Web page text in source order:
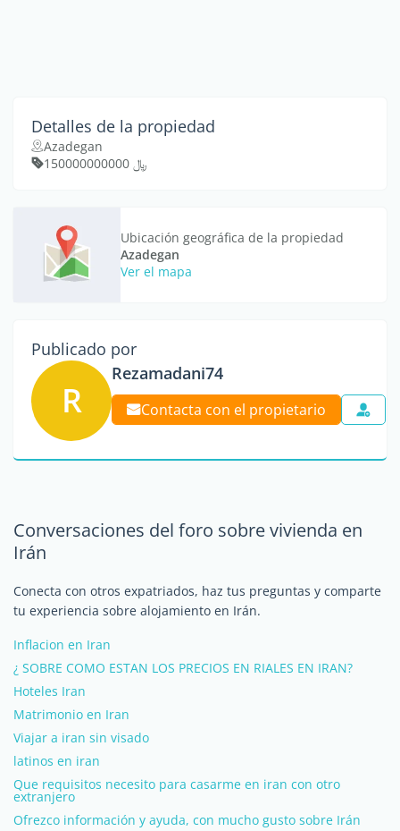
Detalles de la propiedad
Azadegan
﷼ 150000000000
Ubicación geográfica de la propiedad
Azadegan
Ver el mapa
Publicado por
R
Rezamadani74
Contacta con el propietario
Conversaciones del foro sobre vivienda en
Irán
Conecta con otros expatriados, haz tus preguntas y comparte
tu experiencia sobre alojamiento en Irán.
Inflacion en Iran
¿ SOBRE COMO ESTAN LOS PRECIOS EN RIALES EN IRAN?
Hoteles Iran
Matrimonio en Iran
Viajar a iran sin visado
latinos en iran
Que requisitos necesito para casarme en iran con otro
extranjero
Ofrezco información y ayuda, con mucho gusto sobre Irán